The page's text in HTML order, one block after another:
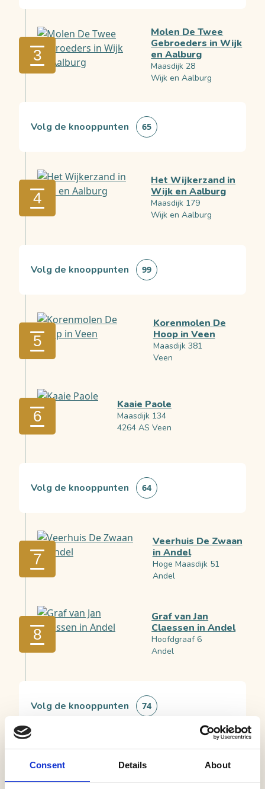
Consent Details About
3
Molen De Twee
Gebroeders in Wijk
en Aalburg
Maasdijk 28
Wijk en Aalburg
Volg de knooppunten 65
4
Het Wijkerzand in
Wijk en Aalburg
Maasdijk 179
Wijk en Aalburg
Volg de knooppunten 99
5
Korenmolen De
Hoop in Veen
Maasdijk 381
Veen
6
Kaaie Paole
Maasdijk 134
4264 AS Veen
Volg de knooppunten 64
7
Veerhuis De Zwaan
in Andel
Hoge Maasdijk 51
Andel
8
Graf van Jan
Claessen in Andel
Hoofdgraaf 6
Andel
Volg de knooppunten 74
9
Hervormde Kerk
Kerkstraat 2